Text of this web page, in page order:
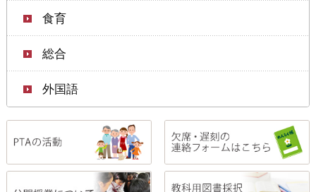
食育
総合
外国語